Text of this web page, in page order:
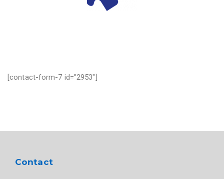
[contact-form-7 id=”2953″]
Contact